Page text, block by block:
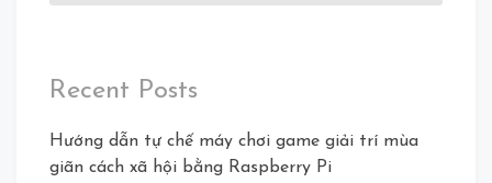
Recent Posts
Hướng dẫn tự chế máy chơi game giải trí mùa
giãn cách xã hội bằng Raspberry Pi